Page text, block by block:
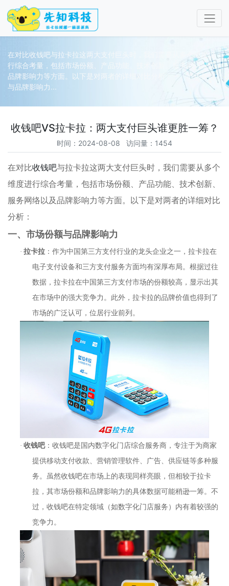
在对比收钱吧与拉卡拉这两大支付巨头时，我们需要从多个维度进
行综合考量，包括市场份额、产品功能、技术创新、服务网络以及
品牌影响力等方面。以下是对两者的详细对比分析：一、市场份额
与品牌影响力...
收钱吧VS拉卡拉：两大支付巨头谁更胜一筹？
时间：2024-08-08 访问量：1454
在对比收钱吧与拉卡拉这两大支付巨头时，我们需要从多个
维度进行综合考量，包括市场份额、产品功能、技术创新、
服务网络以及品牌影响力等方面。以下是对两者的详细对比
分析：
一、市场份额与品牌影响力
· 拉卡拉 ：作为中国第三方支付行业的龙头企业之一，拉卡拉在
电子支付设备和三方支付服务方面均有深厚布局。根据过往
数据，拉卡拉在中国第三方支付市场的份额较高，显示出其
在市场中的强大竞争力。此外，拉卡拉的品牌价值也得到了
市场的广泛认可，位居行业前列。
· 收钱吧：收钱吧是国内数字化门店综合服务商，专注于为商家
提供移动支付收款、营销管理软件、广告、供应链等多种服
务。虽然收钱吧在市场上的表现同样亮眼，但相较于拉卡
拉，其市场份额和品牌影响力的具体数据可能稍逊一筹。不
过，收钱吧在特定领域（如数字化门店服务）内有着较强的
竞争力。